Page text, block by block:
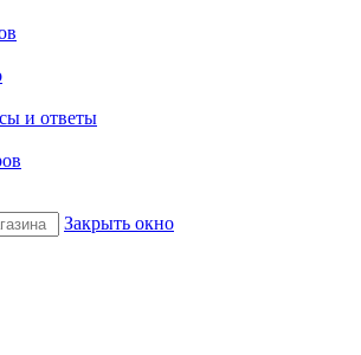
и ответы
Закрыть окно